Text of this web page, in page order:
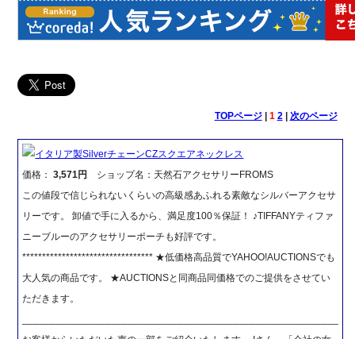
TOPページ| 1 2| 次のページ
イタリア製SilverチェーンCZスクエアネックレス
価格：3,571円
ショップ名：天然石アクセサリーFROMS
この値段で信じられないくらいの高級感あふれる素敵なシルバーアクセサ
リーです。 卸値で手に入るから、満足度100％保証！ ♪TIFFANYティファ
ニーブルーのアクセサリーポーチも好評です。
********************************* ★低価格高品質でYAHOO!AUCTIONSでも
大人気の商品です。 ★AUCTIONSと同商品同価格でのご提供をさせてい
ただきます。